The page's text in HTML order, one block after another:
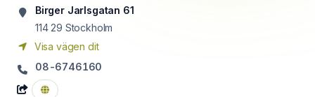
Birger Jarlsgatan 61
114 29 Stockholm
Visa vägen dit
08-6746160